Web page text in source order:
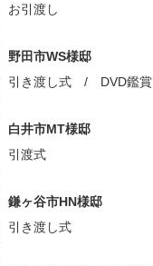
お引渡し
野田市WS様邸
引き渡し式 / DVD鑑賞
白井市MT様邸
引渡式
鎌ヶ谷市HN様邸
引き渡し式